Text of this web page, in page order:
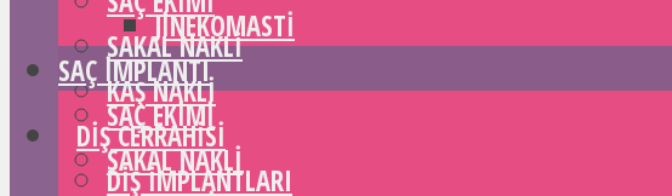
SAKAL NAKLI
KAŞ NAKLI
DIŞ CERRAHISI
DIŞ IMPLANTLARI
JINEKOMASTI
SAÇ IMPLANTI
SAÇ EKIMI
SAKAL NAKLI